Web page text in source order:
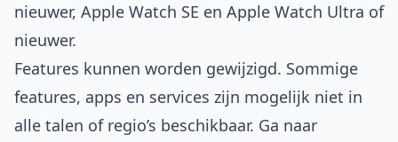
nieuwer, Apple Watch SE en Apple Watch Ultra of
nieuwer.
Features kunnen worden gewijzigd. Sommige
features, apps en services zijn mogelijk niet in
alle talen of regio’s beschikbaar. Ga naar